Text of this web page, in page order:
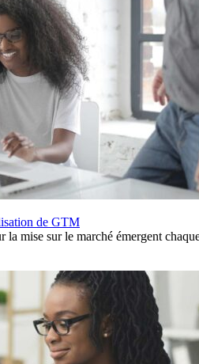
de GTM
mise sur le marché émergent